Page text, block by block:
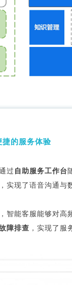
的服务体验
过 自助服务工作台
，实现了语音沟通与
，智能客服能够对高
障排查 ，实现了服